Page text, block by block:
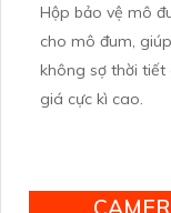
Hộp bảo vệ mô
cho mô đum,
không sợ thời tiết
giá cực kì cao.